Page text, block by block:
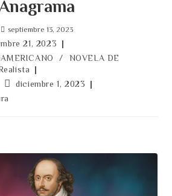
septiembre 13, 2023
21, 2023
/
NOVELA DE
Última
diciembre 1, 2023